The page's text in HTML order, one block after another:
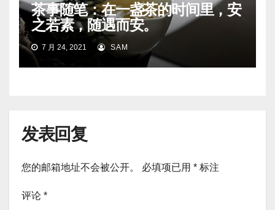
茶事随笔：在一盏茶的时间里，安
之若素，随遇而安。
7 月 24, 2021 SAM
发表回复
您的邮箱地址不会被公开。 必填项已用 * 标注
评论 *